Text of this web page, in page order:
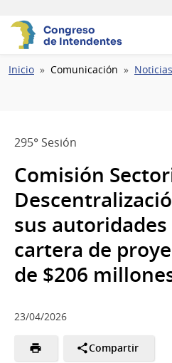
Congreso
de Intendentes
Ruta
Inicio Comunicación Noticias
295° Sesión
Comisión
sus
cartera de
de $206
23/04/2026
Compartir